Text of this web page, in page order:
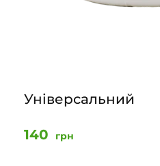
Універсальний
140 грн